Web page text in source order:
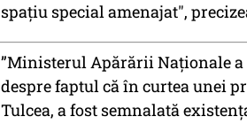
spaţiu special amenajat",
”Ministerul Apărării Naționale a
despre faptul că în curtea unei
Tulcea, a fost semnalată